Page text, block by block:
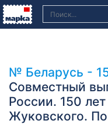
№ Беларусь -
Совместный
России. 150
Жуковского.